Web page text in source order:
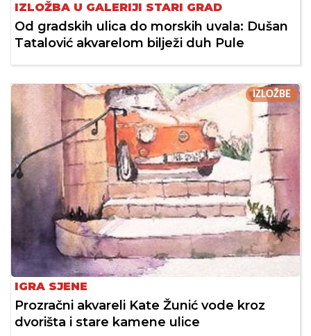
IZLOŽBA U GALERIJI STARI GRAD
Od gradskih ulica do morskih uvala: Dušan
Tatalović akvarelom bilježi duh Pule
IZLOŽBE
IGRA SJENE
Prozračni akvareli Kate Žunić vode kroz
dvorišta i stare kamene ulice